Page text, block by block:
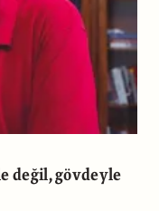
değil, gövdeyle